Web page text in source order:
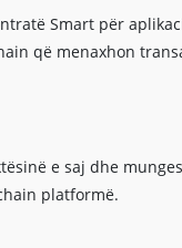
Smart për
që menaxhon
e saj dhe
platformë.